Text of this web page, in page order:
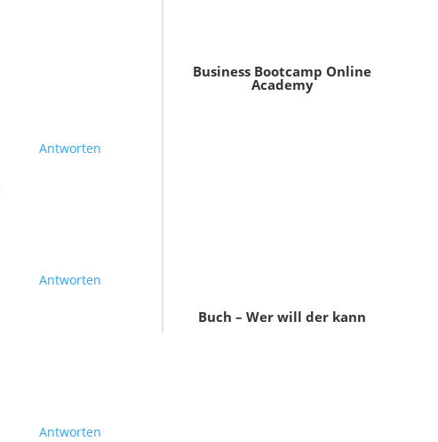
Antworten
Antworten
Antworten
Business Bootcamp Online
Academy
Buch – Wer will der kann